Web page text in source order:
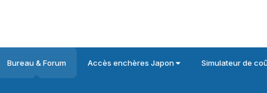
Bureau & Forum Accès enchères Japon Simulateur de